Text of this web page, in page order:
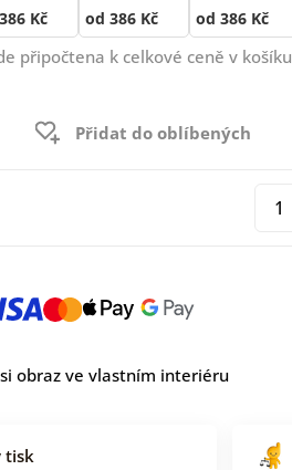
Kč od 386 Kč od 386 Kč
připočtena k celkové ceně v košíku
Přidat do oblíbených
obraz ve vlastním interiéru
tisk